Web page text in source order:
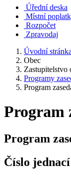
Úřední deska
Místní
Rozpočet
Zpravodaj
Úvodní stránka
Obec
Zastupitelstvo
Programy
Program
Program
Program
Číslo